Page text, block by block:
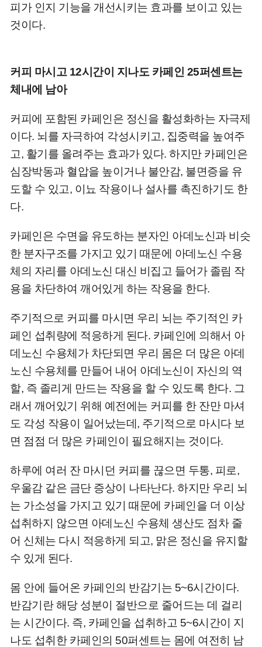
피가 인지 기능을 개선시키는 효과를 보이고 있는
것이다.
커피 마시고 12시간이 지나도 카페인 25퍼센트는
체내에 남아
커피에 포함된 카페인은 정신을 활성화하는 자극제
이다. 뇌를 자극하여 각성시키고, 집중력을 높여주
고, 활기를 올려주는 효과가 있다. 하지만 카페인은
심장박동과 혈압을 높이거나 불안감, 불면증을 유
도할 수 있고, 이뇨 작용이나 설사를 촉진하기도 한
다.
카페인은 수면을 유도하는 분자인 아데노신과 비슷
한 분자구조를 가지고 있기 때문에 아데노신 수용
체의 자리를 아데노신 대신 비집고 들어가 졸림 작
용을 차단하여 깨어있게 하는 작용을 한다.
주기적으로 커피를 마시면 우리 뇌는 주기적인 카
페인 섭취량에 적응하게 된다. 카페인에 의해서 아
데노신 수용체가 차단되면 우리 몸은 더 많은 아데
노신 수용체를 만들어 내어 아데노신이 자신의 역
할, 즉 졸리게 만드는 작용을 할 수 있도록 한다. 그
래서 깨어있기 위해 예전에는 커피를 한 잔만 마셔
도 각성 작용이 일어났는데, 주기적으로 마시다 보
면 점점 더 많은 카페인이 필요해지는 것이다.
하루에 여러 잔 마시던 커피를 끊으면 두통, 피로,
우울감 같은 금단 증상이 나타난다. 하지만 우리 뇌
는 가소성을 가지고 있기 때문에 카페인을 더 이상
섭취하지 않으면 아데노신 수용체 생산도 점차 줄
어 신체는 다시 적응하게 되고, 맑은 정신을 유지할
수 있게 된다.
몸 안에 들어온 카페인의 반감기는 5~6시간이다.
반감기란 해당 성분이 절반으로 줄어드는 데 걸리
는 시간이다. 즉, 카페인을 섭취하고 5~6시간이 지
나도 섭취한 카페인의 50퍼센트는 몸에 여전히 남